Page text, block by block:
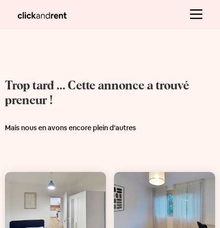
Trop tard ... Cette annonce a trouvé
preneur !
Mais nous en avons encore plein d'autres